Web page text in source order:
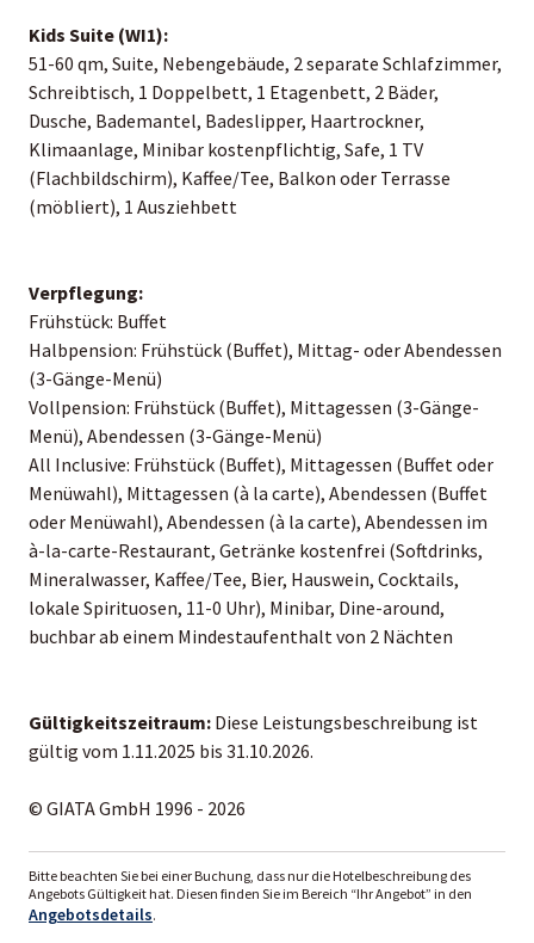
Kids Suite (WI1):
51-60 qm, Suite, Nebengebäude, 2 separate Schlafzimmer,
Schreibtisch, 1 Doppelbett, 1 Etagenbett, 2 Bäder,
Dusche, Bademantel, Badeslipper, Haartrockner,
Klimaanlage, Minibar kostenpflichtig, Safe, 1 TV
(Flachbildschirm), Kaffee/Tee, Balkon oder Terrasse
(möbliert), 1 Ausziehbett
Verpflegung:
Frühstück: Buffet
Halbpension: Frühstück (Buffet), Mittag- oder Abendessen
(3-Gänge-Menü)
Vollpension: Frühstück (Buffet), Mittagessen (3-Gänge-
Menü), Abendessen (3-Gänge-Menü)
All Inclusive: Frühstück (Buffet), Mittagessen (Buffet oder
Menüwahl), Mittagessen (à la carte), Abendessen (Buffet
oder Menüwahl), Abendessen (à la carte), Abendessen im
à-la-carte-Restaurant, Getränke kostenfrei (Softdrinks,
Mineralwasser, Kaffee/Tee, Bier, Hauswein, Cocktails,
lokale Spirituosen, 11-0 Uhr), Minibar, Dine-around,
buchbar ab einem Mindestaufenthalt von 2 Nächten
Gültigkeitszeitraum: Diese Leistungsbeschreibung ist
gültig vom 1.11.2025 bis 31.10.2026.
© GIATA GmbH 1996 - 2026
Bitte beachten Sie bei einer Buchung, dass nur die Hotelbeschreibung des
Angebots Gültigkeit hat. Diesen finden Sie im Bereich “Ihr Angebot” in den
Angebotsdetails.